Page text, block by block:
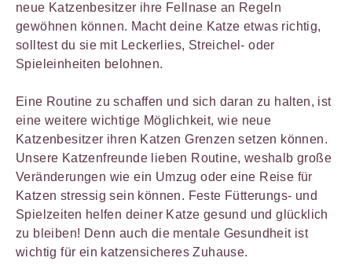
neue Katzenbesitzer ihre Fellnase an Regeln
gewöhnen können. Macht deine Katze etwas richtig,
solltest du sie mit Leckerlies, Streichel- oder
Spieleinheiten belohnen.
Eine Routine zu schaffen und sich daran zu halten, ist
eine weitere wichtige Möglichkeit, wie neue
Katzenbesitzer ihren Katzen Grenzen setzen können.
Unsere Katzenfreunde lieben Routine, weshalb große
Veränderungen wie ein Umzug oder eine Reise für
Katzen stressig sein können. Feste Fütterungs- und
Spielzeiten helfen deiner Katze gesund und glücklich
zu bleiben! Denn auch die mentale Gesundheit ist
wichtig für ein katzensicheres Zuhause.